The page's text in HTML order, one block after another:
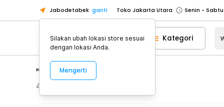
Jabodetabek ganti Toko Jakarta Utara
Toko Tangerang
Toko Cikupa
Pick n Go Jakarta Barat
Senin -
Kategori
"wireless carplay"
431
Silakan ubah lokasi store sesuai
dengan lokasi Anda.
Mengerti